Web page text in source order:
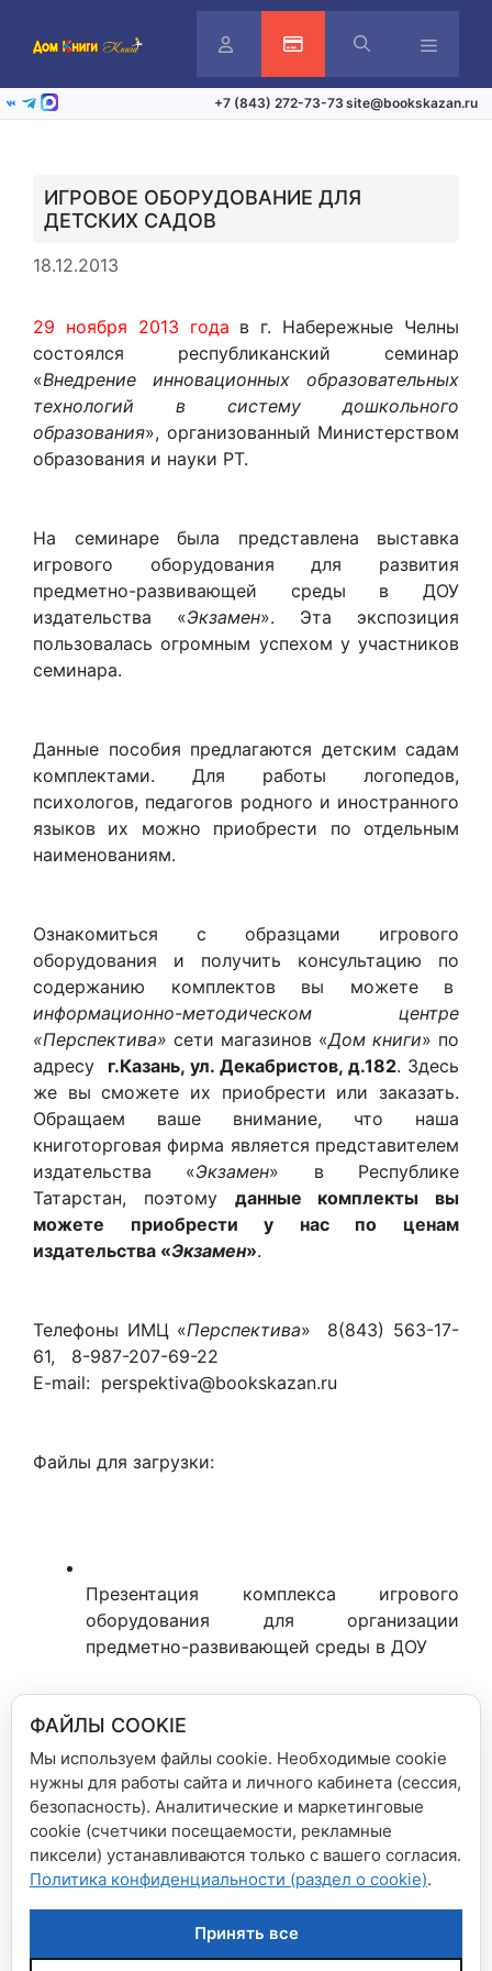
ЛичныйАктивация карты
ВКонтакте
Telegram
Max +7 (843) 272-73-73 site@bookskazan.ru
ИГРОВОЕ ОБОРУДОВАНИЕ ДЛЯ
ДЕТСКИХ САДОВ
18.12.2013
29 ноября 2013 года в г. Набережные Челны
состоялся республиканский семинар
«Внедрение инновационных образовательных
технологий в систему дошкольного
образования», организованный Министерством
образования и науки РТ.
На семинаре была представлена выставка
игрового оборудования для развития
предметно-развивающей среды в ДОУ
издательства «Экзамен». Эта экспозиция
пользовалась огромным успехом у участников
семинара.
Данные пособия предлагаются детским садам
комплектами. Для работы логопедов,
психологов, педагогов родного и иностранного
языков их можно приобрести по отдельным
наименованиям.
Ознакомиться с образцами игрового
оборудования и получить консультацию по
содержанию комплектов вы можете в
информационно-методическом центре
«Перспектива» сети магазинов «Дом книги» по
адресу г.Казань, ул. Декабристов, д.182. Здесь
же вы сможете их приобрести или заказать.
Обращаем ваше внимание, что наша
книготорговая фирма является представителем
издательства «Экзамен» в Республике
Татарстан, поэтому данные комплекты вы
можете приобрести у нас по ценам
издательства «Экзамен».
Телефоны ИМЦ «Перспектива» 8(843) 563-17-
61, 8-987-207-69-22
E-mail: perspektiva@bookskazan.ru
Файлы для загрузки:
Презентация комплекса игрового
оборудования для организации
предметно-развивающей среды в ДОУ
Прайс-лист элементов комплекса
Рубрики
Новости сети магазинов
Внимание! Изменения в системе скидок
Cash&Carry
Долгожданная новинка Стивена Кинга —
ФАЙЛЫ COOKIE
Мы используем файлы cookie. Необходимые cookie
нужны для работы сайта и личного кабинета (сессия,
безопасность). Аналитические и маркетинговые
cookie (счетчики посещаемости, рекламные
пиксели) устанавливаются только с вашего согласия.
Политика конфиденциальности (раздел о cookie).
Принять все